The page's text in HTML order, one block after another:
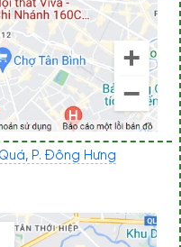
P. Đông Hưng